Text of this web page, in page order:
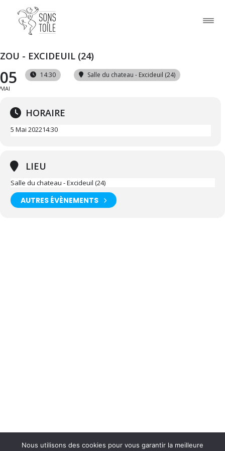
ZOU - EXCIDEUIL (24)
05
MAI
14:30 Salle du chateau - Excideuil (24)
HORAIRE
5 Mai 202214:30
LIEU
Salle du chateau - Excideuil (24)
AUTRES ÉVÈNEMENTS
Nous utilisons des cookies pour vous garantir la meilleure